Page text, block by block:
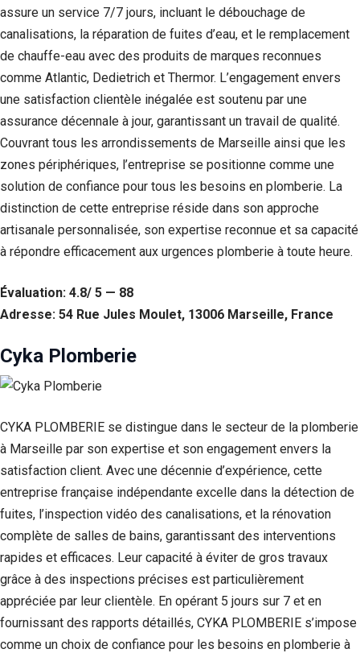
assure un service 7/7 jours, incluant le débouchage de
canalisations, la réparation de fuites d’eau, et le remplacement
de chauffe-eau avec des produits de marques reconnues
comme Atlantic, Dedietrich et Thermor. L’engagement envers
une satisfaction clientèle inégalée est soutenu par une
assurance décennale à jour, garantissant un travail de qualité.
Couvrant tous les arrondissements de Marseille ainsi que les
zones périphériques, l’entreprise se positionne comme une
solution de confiance pour tous les besoins en plomberie. La
distinction de cette entreprise réside dans son approche
artisanale personnalisée, son expertise reconnue et sa capacité
à répondre efficacement aux urgences plomberie à toute heure.
Évaluation: 4.8/ 5 — 88
Adresse: 54 Rue Jules Moulet, 13006 Marseille, France
Cyka Plomberie
CYKA PLOMBERIE se distingue dans le secteur de la plomberie
à Marseille par son expertise et son engagement envers la
satisfaction client. Avec une décennie d’expérience, cette
entreprise française indépendante excelle dans la détection de
fuites, l’inspection vidéo des canalisations, et la rénovation
complète de salles de bains, garantissant des interventions
rapides et efficaces. Leur capacité à éviter de gros travaux
grâce à des inspections précises est particulièrement
appréciée par leur clientèle. En opérant 5 jours sur 7 et en
fournissant des rapports détaillés, CYKA PLOMBERIE s’impose
comme un choix de confiance pour les besoins en plomberie à